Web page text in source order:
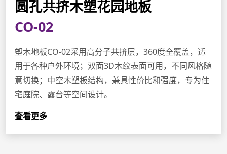
圆孔共挤木塑花园地板
CO-02
塑木地板CO-02采用高分子共挤层，360度全覆盖，适
用于各种户外环境；双面3D木纹表面可用，不同风格随
意切换；中空木塑板结构，兼具性价比和强度，专为住
宅庭院、露台等空间设计。
查看更多